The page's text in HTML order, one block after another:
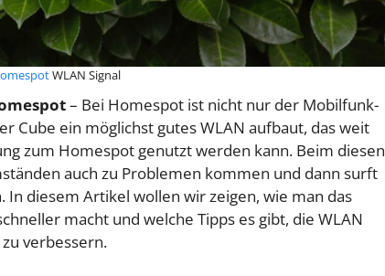
WLAN Signal
– Bei Homespot ist nicht nur der Mobilfunk-
Cube ein möglichst gutes WLAN aufbaut, das weit
zum Homespot genutzt werden kann. Beim diesen
auch zu Problemen kommen und dann surft
In diesem Artikel wollen wir zeigen, wie man das
macht und welche Tipps es gibt, die WLAN
verbessern.